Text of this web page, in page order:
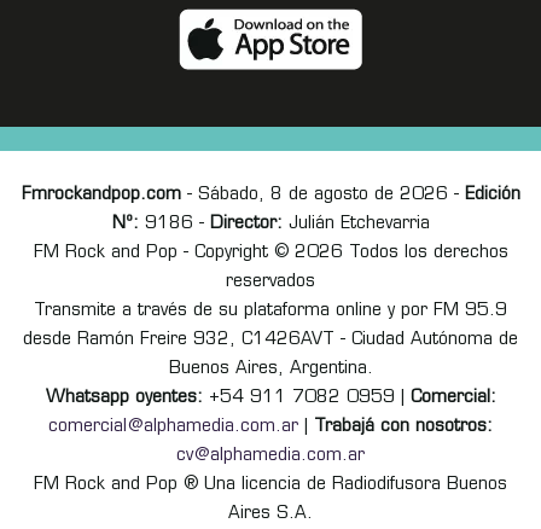
Fmrockandpop.com- Sábado, 8 de agosto de 2026 - Edición
Nº: 9186 - Director: Julián Etchevarria
FM Rock and Pop - Copyright © 2026 Todos los derechos
reservados
Transmite a través de su plataforma online y por FM 95.9
desde Ramón Freire 932, C1426AVT - Ciudad Autónoma de
Buenos Aires, Argentina.
Whatsapp oyentes: +54 911 7082 0959 | Comercial:
comercial@alphamedia.com.ar
Trabajá con nosotros:
cv@alphamedia.com.ar
FM Rock and Pop ® Una licencia de Radiodifusora Buenos
Aires S.A.